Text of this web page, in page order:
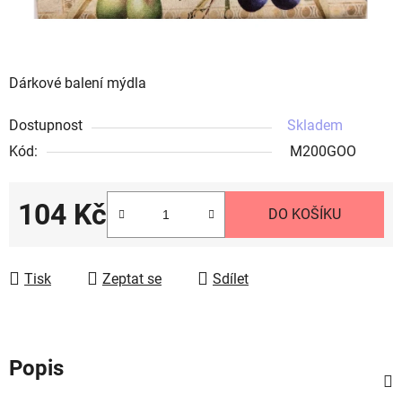
Dárkové balení mýdla
Dostupnost
Skladem
Kód:
M200GOO
104 Kč DO KOŠÍKU
Tisk Zeptat se Sdílet
Popis